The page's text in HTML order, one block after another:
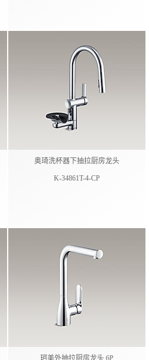
奥琦洗杯器下抽拉厨房龙头
K-34861T-4-CP
珂美外抽拉厨房龙头 6P